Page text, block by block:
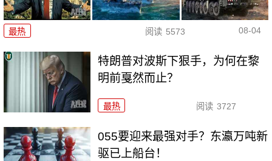
最热 阅读 5573 08-04
特朗普对波斯下狠手，为何在黎
明前戛然而止？
最热 阅读 3727
055要迎来最强对手？东瀛万吨新
驱已上船台！